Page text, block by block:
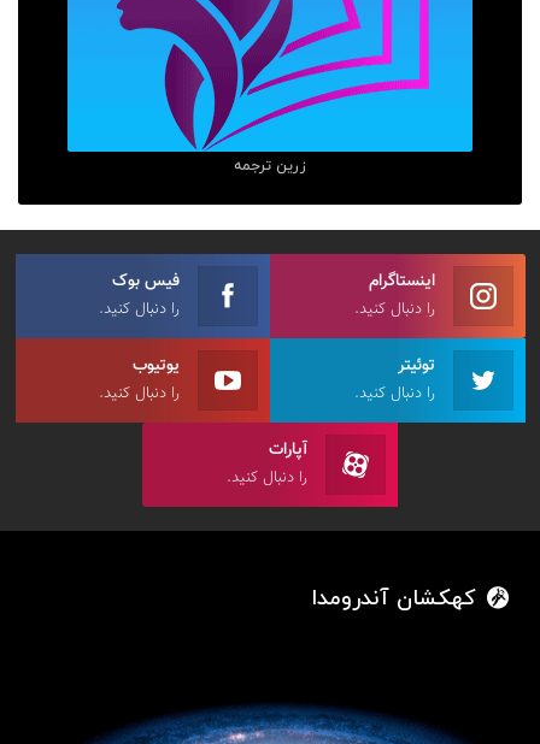
زرین ترجمه
اینستاگرام
را دنبال کنید.
فیس بوک
را دنبال کنید.
توئیتر
را دنبال کنید.
یوتیوب
را دنبال کنید.
آپارات
را دنبال کنید.
کهکشان آندرومدا